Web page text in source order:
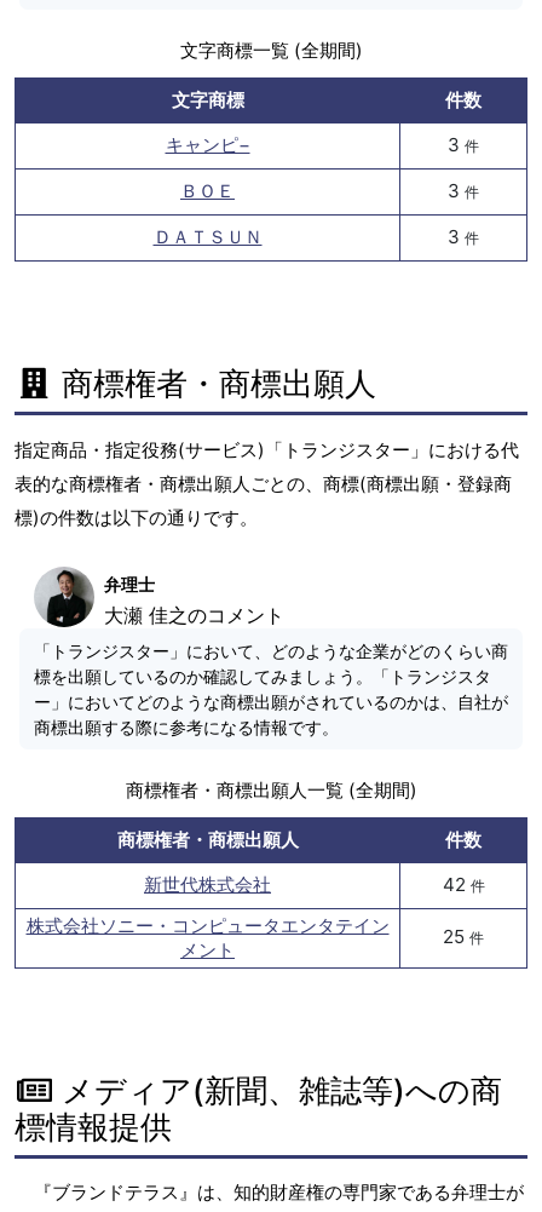
文字商標一覧 (全期間)
文字商標
件数
キャンピ−
3 件
ＢＯＥ 3 件
ＤＡＴＳＵＮ 3 件
商標権者・商標出願人
指定商品・指定役務(サービス)「トランジスター」における代
表的な商標権者・商標出願人ごとの、商標(商標出願・登録商
標)の件数は以下の通りです。
弁理士
大瀬 佳之のコメント
「トランジスター」において、どのような企業がどのくらい商
標を出願しているのか確認してみましょう。「トランジスタ
ー」においてどのような商標出願がされているのかは、自社が
商標出願する際に参考になる情報です。
商標権者・商標出願人一覧 (全期間)
商標権者・商標出願人
件数
新世代株式会社
42 件
株式会社ソニー・コンピュータエンタテイン
メント
25 件
メディア(新聞、雑誌等)への商
標情報提供
『ブランドテラス』は、知的財産権の専門家である弁理士が